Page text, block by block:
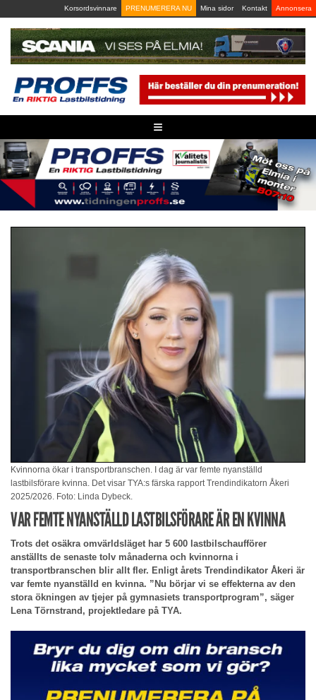
to
content
Korsordsvinnare PRENUMERERA NU Mina sidor Kontakt Annonsera
≡
Kvinnorna ökar i transportbranschen. I dag är var femte nyanställd
lastbilsförare kvinna. Det visar TYA:s färska rapport Trendindikatorn Åkeri
2025/2026. Foto: Linda Dybeck.
VAR FEMTE NYANSTÄLLD LASTBILSFÖRARE ÄR EN KVINNA
Trots det osäkra omvärldsläget har 5 600 lastbilschaufförer
anställts de senaste tolv månaderna och kvinnorna i
transportbranschen blir allt fler. Enligt årets Trendindikator Åkeri är
var femte nyanställd en kvinna. ”Nu börjar vi se effekterna av den
stora ökningen av tjejer på gymnasiets transportprogram”, säger
Lena Törnstrand, projektledare på TYA.